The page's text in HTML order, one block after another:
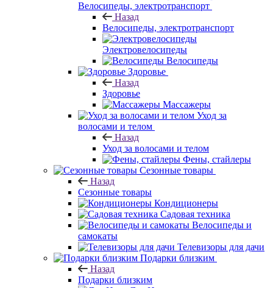
Велосипеды, электротранспорт
Назад
Велосипеды, электротранспорт
Электровелосипеды
Велосипеды
Здоровье
Назад
Здоровье
Массажеры
Уход за
волосами и телом
Назад
Уход за волосами и телом
Фены, стайлеры
Сезонные товары
Назад
Сезонные товары
Кондиционеры
Садовая техника
Велосипеды и
самокаты
Телевизоры для дачи
Подарки близким
Назад
Подарки близким